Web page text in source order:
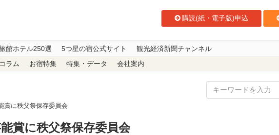
購読(紙・電子版)申込
館ホテル250選 5つ星の宿公式サイト 観光経済新聞チャンネル
コラム お宿特集 特集・データ 会社案内
賞に秩父祭保存委員会
賞に秩父祭保存委員会